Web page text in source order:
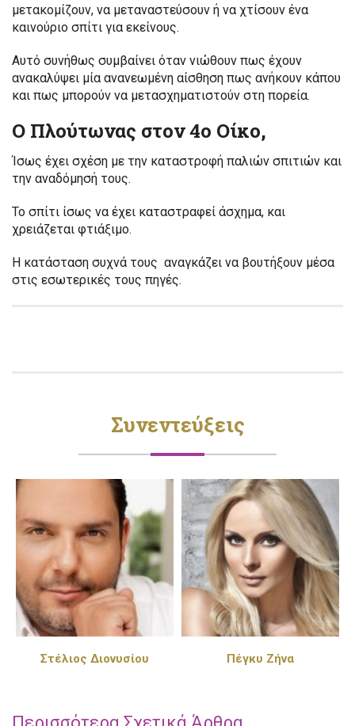
μετακομίζουν, να μεταναστεύσουν ή να χτίσουν ένα
καινούριο σπίτι για εκείνους.
Αυτό συνήθως συμβαίνει όταν νιώθουν πως έχουν
ανακαλύψει μία ανανεωμένη αίσθηση πως ανήκουν κάπου
και πως μπορούν να μετασχηματιστούν στη πορεία.
Ο Πλούτωνας στον 4ο Οίκο,
Ίσως έχει σχέση με την καταστροφή παλιών σπιτιών και
την αναδόμησή τους.
Το σπίτι ίσως να έχει καταστραφεί άσχημα, και
χρειάζεται φτιάξιμο.
Η κατάσταση συχνά τους αναγκάζει να βουτήξουν μέσα
στις εσωτερικές τους πηγές.
Συνεντεύξεις
Στέλιος Διονυσίου Πέγκυ Ζήνα